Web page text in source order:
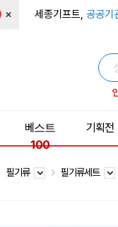
× 세종기프트, 공공기
베스트
100
기획전
필기류 필기류세트